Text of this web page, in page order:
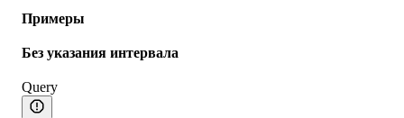
Примеры
Без указания интервала
Query